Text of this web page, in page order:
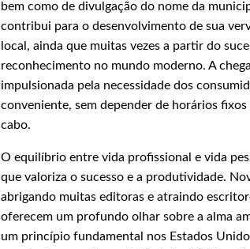
bem como de divulgação do nome da
contribui para o desenvolvimento de sua
local, ainda que muitas vezes a partir do
reconhecimento no mundo moderno. A
impulsionada pela necessidade dos
conveniente, sem depender de horários
cabo.
O equilíbrio entre vida profissional e vida
que valoriza o sucesso e a produtividade.
abrigando muitas editoras e atraindo
oferecem um profundo olhar sobre a alma
um princípio fundamental nos Estados